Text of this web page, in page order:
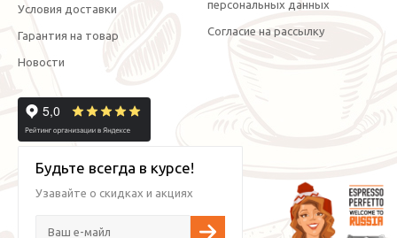
Условия доставки
Гарантия на товар
Новости
персональных данных
Согласие на рассылку
Будьте всегда в курсе!
Узавайте о скидках и акциях